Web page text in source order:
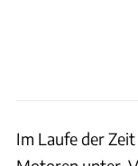
Im Laufe der